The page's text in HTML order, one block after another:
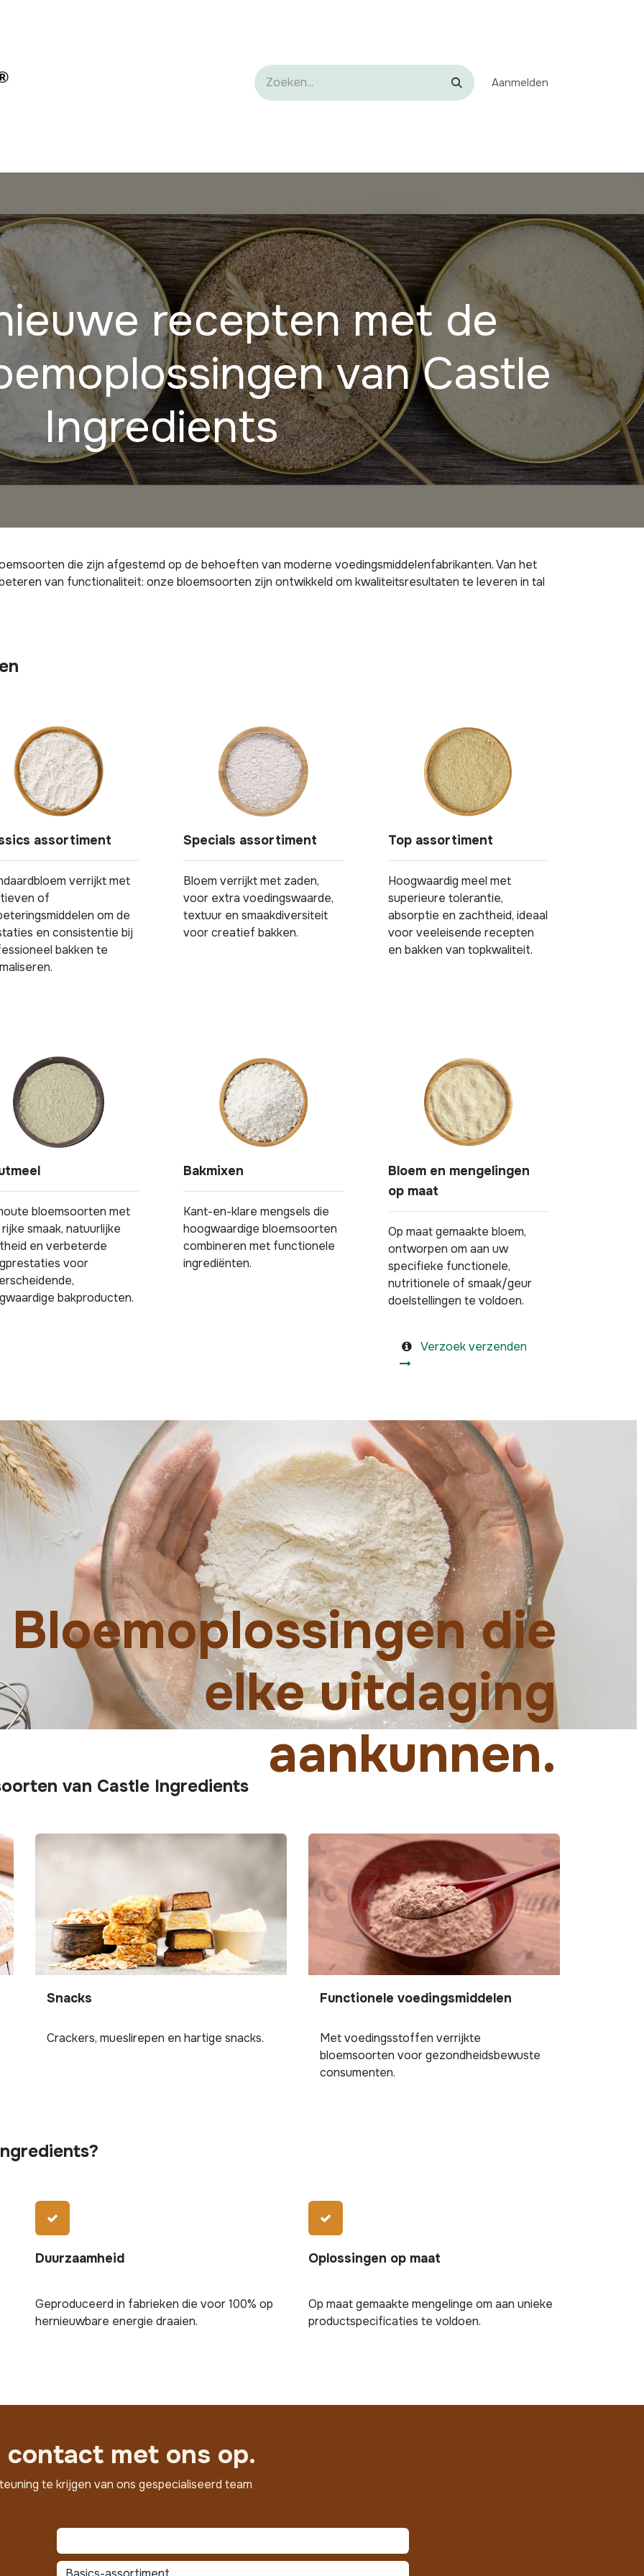
Aanmelden
recepten met de
van Castle
Ingredients
die zijn afgestemd op de behoeften van moderne voedingsmiddelenfabrikanten. Van het
van functionaliteit: onze bloemsoorten zijn ontwikkeld om kwaliteitsresultaten te leveren in tal
assortiment
verrijkt met
of
om de
en consistentie bij
bakken te
Specials assortiment
Bloem verrijkt met zaden,
voor extra voedingswaarde,
textuur en smaakdiversiteit
voor creatief bakken.
Top assortiment
Hoogwaardig meel met
superieure tolerantie,
absorptie en zachtheid, ideaal
voor veeleisende recepten
en bakken van topkwaliteit.
bloemsoorten met
smaak, natuurlijke
en verbeterde
voor
bakproducten.
Bakmixen
Kant-en-klare mengsels die
hoogwaardige bloemsoorten
combineren met functionele
ingrediënten.
Bloem en mengelingen
op maat
Op maat gemaakte bloem,
ontworpen om aan uw
specifieke functionele,
nutritionele of smaak/geur
doelstellingen te voldoen.
Verzoek verzenden
Bloemoplossingen die
elke uitdaging
aankunnen.
van Castle Ingredients
Snacks
Crackers, mueslirepen en hartige snacks.
Functionele voedingsmiddelen
Met voedingsstoffen verrijkte
bloemsoorten voor gezondheidsbewuste
consumenten.
Duurzaamheid
Geproduceerd in fabrieken die voor 100% op
hernieuwbare energie draaien.
Oplossingen op maat
Op maat gemaakte mengelinge om aan unieke
productspecificaties te voldoen.
contact met ons op.
te krijgen van ons gespecialiseerd team